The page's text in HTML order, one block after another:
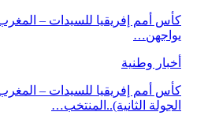
يواجهن…
أخبار وطنية
الجولة الثانية)..المنتخب…